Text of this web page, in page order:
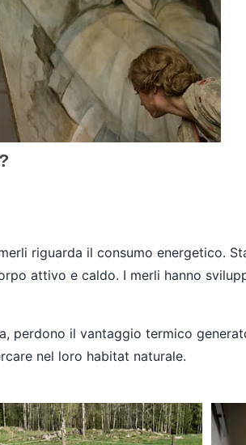
riguarda il consumo energetico.
attivo e caldo. I merli hanno
perdono il vantaggio termico
nel loro habitat naturale.